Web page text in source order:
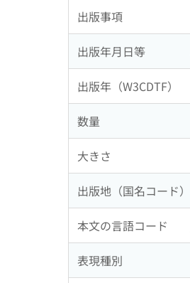
出版事項
出版年月日等
出版年（W3CDTF）
数量
大きさ
出版地（国名コード）
本文の言語コード
表現種別